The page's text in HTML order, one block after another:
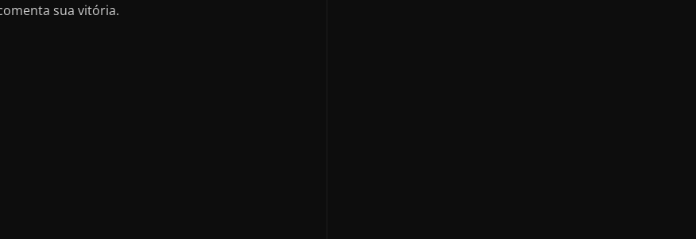
sua vitória.